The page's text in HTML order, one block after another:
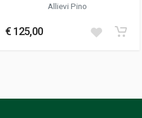
Allievi Pino
€ 125,00